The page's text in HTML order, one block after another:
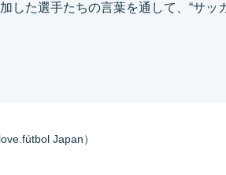
した選手たちの言葉を通して、“サッ
Japan）